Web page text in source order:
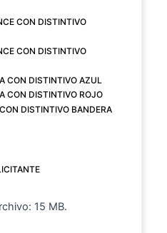
CON DISTINTIVO
CON DISTINTIVO
CON DISTINTIVO AZUL
CON DISTINTIVO ROJO
DISTINTIVO BANDERA
15 MB.